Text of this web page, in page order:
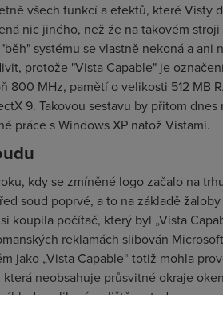
všech funkcí a efektů, které Visty
nic jiného, než že na takovém
systému se vlastně nekoná a
protože "Vista Capable" je
800 MHz, pamětí o velikosti 512 MB
9. Takovou sestavu by přitom
práce s Windows XP natož Vistami.
kdy se zmíněné logo začalo na
soud poprvé, a to na základě
koupila počítač, který byl „Vista
reklamách slibován
jako „Vista Capable“ totiž mohla
která neobsahuje průsvitné okraje
aplikací na liště ― tedy ony
poškozena, protože logo s Windows